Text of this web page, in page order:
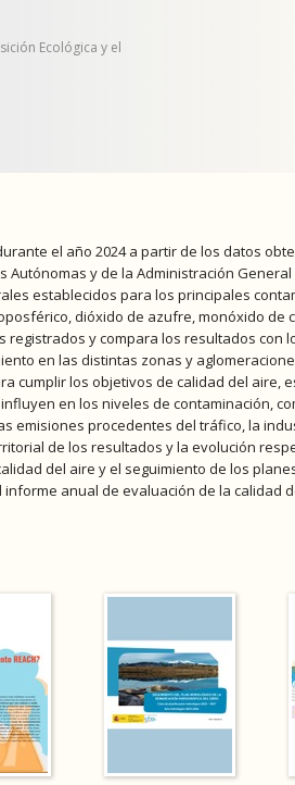
Ecológica y el
el año 2024 a partir de los datos
y de la Administración General
establecidos para los principales
dióxido de azufre, monóxido de
registrados y compara los resultados con
en las distintas zonas y
cumplir los objetivos de calidad del aire,
en los niveles de contaminación,
emisiones procedentes del tráfico, la
de los resultados y la evolución
del aire y el seguimiento de los
anual de evaluación de la calidad